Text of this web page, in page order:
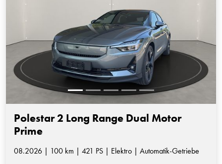
Polestar 2 Long Range Dual Motor
Prime
08.2026 | 100 km | 421 PS | Elektro | Automatik-Getriebe